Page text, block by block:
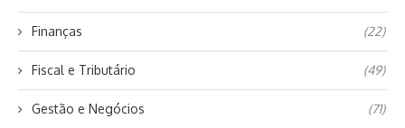
Finanças (22)
Fiscal e Tributário (49)
Gestão e Negócios (71)